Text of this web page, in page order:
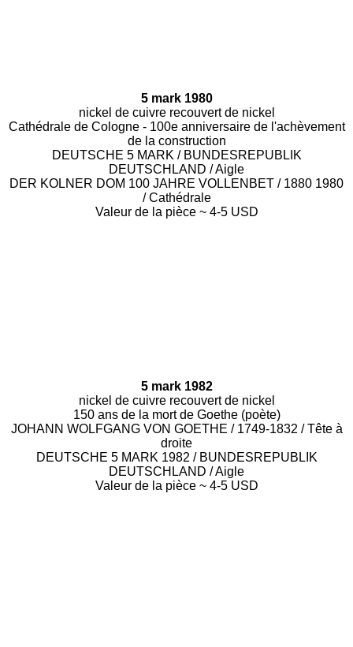
5 mark 1980
nickel de cuivre recouvert de nickel
Cathédrale de Cologne - 100e anniversaire de l'achèvement
de la construction
DEUTSCHE 5 MARK / BUNDESREPUBLIK
DEUTSCHLAND / Aigle
DER KOLNER DOM 100 JAHRE VOLLENВET / 1880 1980
/ Cathédrale
Valeur de la pièce ~ 4-5 USD
5 mark 1982
nickel de cuivre recouvert de nickel
150 ans de la mort de Goethe (poète)
JOHANN WOLFGANG VON GOETHE / 1749-1832 / Tête à
droite
DEUTSCHE 5 MARK 1982 / BUNDESREPUBLIK
DEUTSCHLAND / Aigle
Valeur de la pièce ~ 4-5 USD